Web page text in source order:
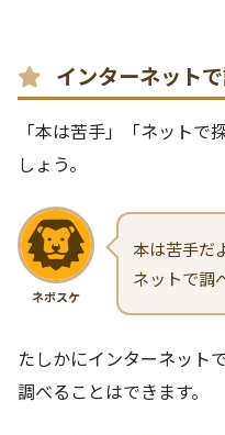
インターネット
「本は苦手」「ネット
しょう。
ネボスケ
本は苦手だ
ネットで調
たしかにインターネット
調べることはできます。